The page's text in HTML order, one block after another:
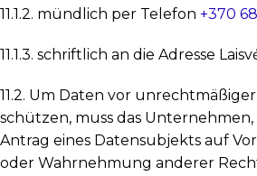
11.1.2. mündlich per Telefon +370
11.1.3. schriftlich an die Adresse
11.2. Um Daten vor
schützen, muss das Unternehmen,
Antrag eines Datensubjekts auf
oder Wahrnehmung anderer